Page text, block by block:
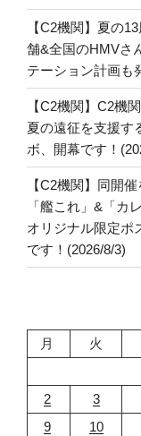
【C2機関】夏の
舗&全国のHMVさ
テーション計画も
【C2機関】C2機
夏の遠征を支援す
ボ、開幕です！
【C2機関】同開
「艦これ」&「カ
オリジナル限定ポ
です！(2026/8/3)
月
火
2
3
9
10